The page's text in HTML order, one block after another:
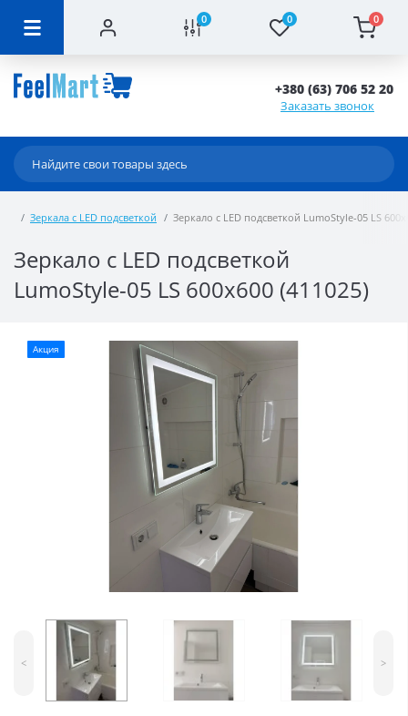
0 0 0
+380 (63) 706 52 20
Заказать звонок
Зеркала с LED подсветкой Зеркало с LED подсветкой LumoStyle-05 LS
Зеркало с LED подсветкой
LumoStyle-05 LS 600x600 (411025)
Акция
< >